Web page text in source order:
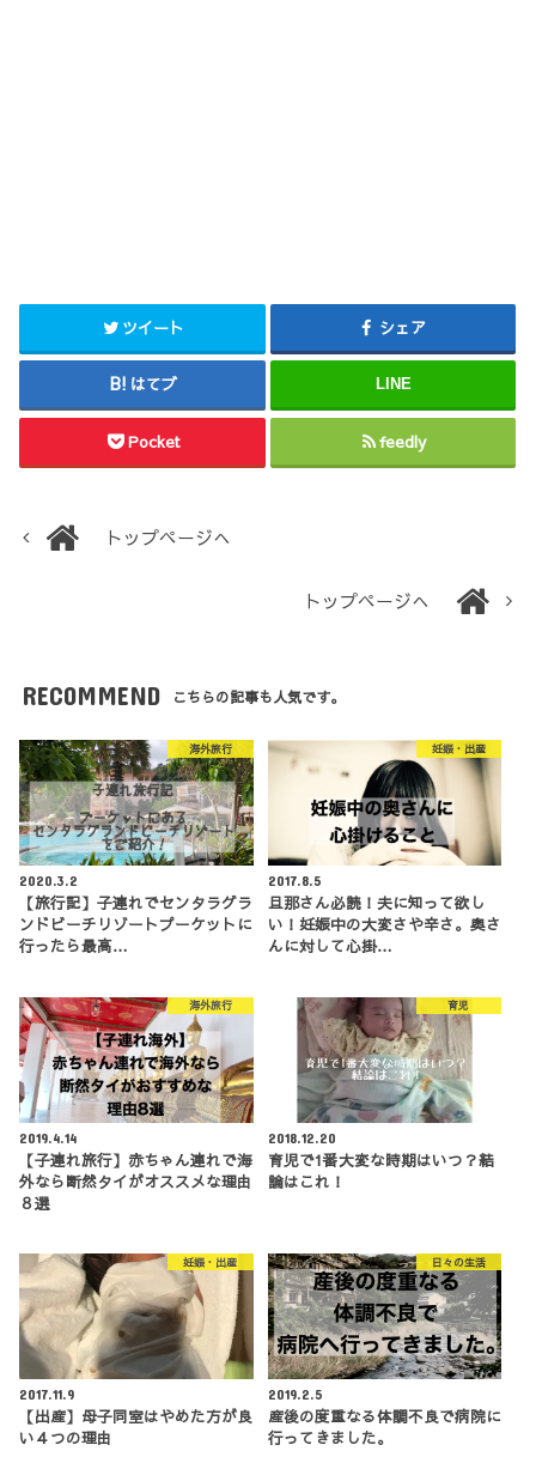
ツイート シェア
はてブ LINE
Pocket feedly
トップページへ
トップページへ
RECOMMEND こちらの記事も人気です。
海外旅行
2020.3.2
【旅行記】子連れでセンタラグラ
ンドビーチリゾートプーケットに
行ったら最高…
妊娠・出産
2017.8.5
旦那さん必読！夫に知って欲し
い！妊娠中の大変さや辛さ。奥さ
んに対して心掛…
海外旅行
2019.4.14
【子連れ旅行】赤ちゃん連れで海
外なら断然タイがオススメな理由
８選
育児
2018.12.20
育児で1番大変な時期はいつ？結
論はこれ！
妊娠・出産
2017.11.9
【出産】母子同室はやめた方が良
い４つの理由
日々の生活
2019.2.5
産後の度重なる体調不良で病院に
行ってきました。